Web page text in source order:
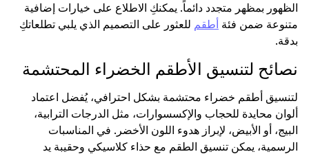
الظهور بمظهر متجدد دائماً. يمكنكِ الاطلاع على خيارات إضافية
متنوعة ضمن فئة أطقم للعثور على التصميم الذي يلبي تطلعاتكِ
بدقة.
نصائح لتنسيق الأطقم الخضراء المحتشمة
لتنسيق أطقم خضراء محتشمة بشكل احترافي، يُفضل اعتماد
ألوان محايدة للحجاب والإكسسوارات، مثل الدرجات الترابية،
البيج، أو الأبيض، لإبراز هدوء اللون الأخضر. في المناسبات
الرسمية، يمكن تنسيق الطقم مع حذاء كلاسيكي وحقيبة يد